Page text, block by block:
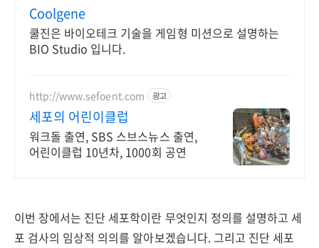
Coolgene
쿨진은 바이오테크 기술을 게임형 미션으로 설명하는
BIO Studio 입니다.
http://www.sefoent.com 광고
세포의 어린이클럽
워크돌 출연, SBS 스브스뉴스 출연,
어린이클럽 10년차, 1000회 공연
이번 장에서는 진단 세포학이란 무엇인지 정의를 설명하고 세
포 검사의 임상적 의의를 알아보겠습니다. 그리고 진단 세포